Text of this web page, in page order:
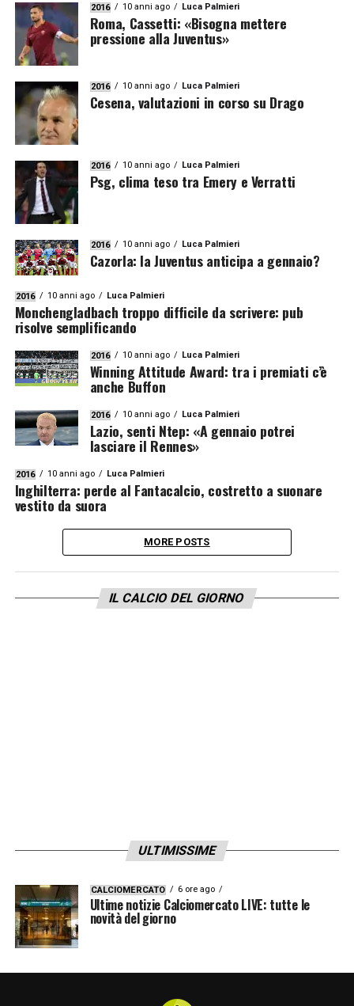
2016 10 anni ago Luca Palmieri
Roma, Cassetti: «Bisogna mettere
pressione alla Juventus»
2016 10 anni ago Luca Palmieri
Cesena, valutazioni in corso su Drago
2016 10 anni ago Luca Palmieri
Psg, clima teso tra Emery e Verratti
2016 10 anni ago Luca Palmieri
Cazorla: la Juventus anticipa a gennaio?
2016 10 anni ago Luca Palmieri
Monchengladbach troppo difficile da scrivere: pub
risolve semplificando
2016 10 anni ago Luca Palmieri
Winning Attitude Award: tra i premiati c’è
anche Buffon
2016 10 anni ago Luca Palmieri
Lazio, senti Ntep: «A gennaio potrei
lasciare il Rennes»
2016 10 anni ago Luca Palmieri
Inghilterra: perde al Fantacalcio, costretto a suonare
vestito da suora
MORE POSTS
IL CALCIO DEL GIORNO
ULTIMISSIME
CALCIOMERCATO 6 ore ago
Ultime notizie Calciomercato LIVE: tutte le
novità del giorno